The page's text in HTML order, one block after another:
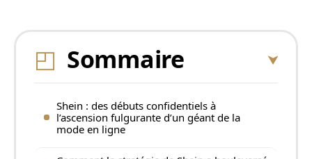
Sommaire
Shein : des débuts confidentiels à
l’ascension fulgurante d’un géant de la
mode en ligne